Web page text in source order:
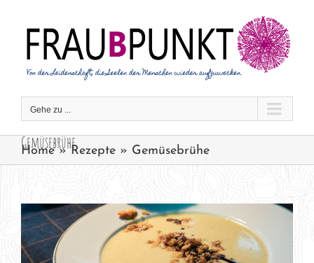
springen
Gehe zu ...
Gemüsebrühe
Home»Rezepte » Gemüsebrühe